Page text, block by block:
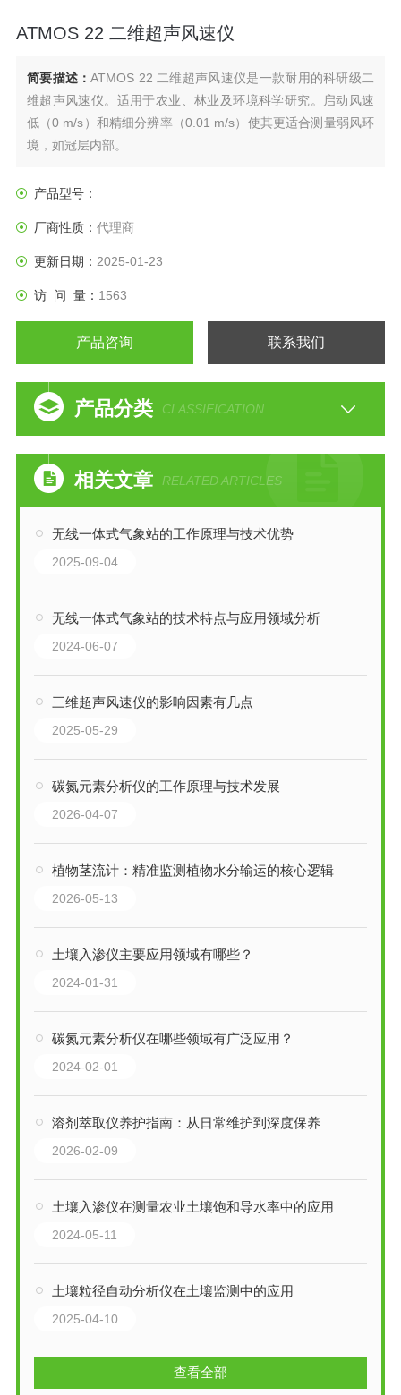
ATMOS 22 二维超声风速仪
简要描述：ATMOS 22 二维超声风速仪是一款耐用的科研级二
维超声风速仪。适用于农业、林业及环境科学研究。启动风速
低（0 m/s）和精细分辨率（0.01 m/s）使其更适合测量弱风环
境，如冠层内部。
产品型号：
厂商性质： 代理商
更新日期： 2025-01-23
访 问 量： 1563
产品咨询 联系我们
产品分类 CLASSIFICATION
相关文章 RELATED ARTICLES
无线一体式气象站的工作原理与技术优势
2025-09-04
无线一体式气象站的技术特点与应用领域分析
2024-06-07
三维超声风速仪的影响因素有几点
2025-05-29
碳氮元素分析仪的工作原理与技术发展
2026-04-07
植物茎流计：精准监测植物水分输运的核心逻辑
2026-05-13
土壤入渗仪主要应用领域有哪些？
2024-01-31
碳氮元素分析仪在哪些领域有广泛应用？
2024-02-01
溶剂萃取仪养护指南：从日常维护到深度保养
2026-02-09
土壤入渗仪在测量农业土壤饱和导水率中的应用
2024-05-11
土壤粒径自动分析仪在土壤监测中的应用
2025-04-10
查看全部